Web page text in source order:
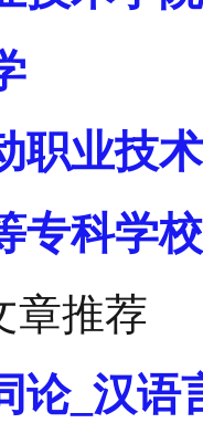
职业技
专科学校
章推荐
论_汉语